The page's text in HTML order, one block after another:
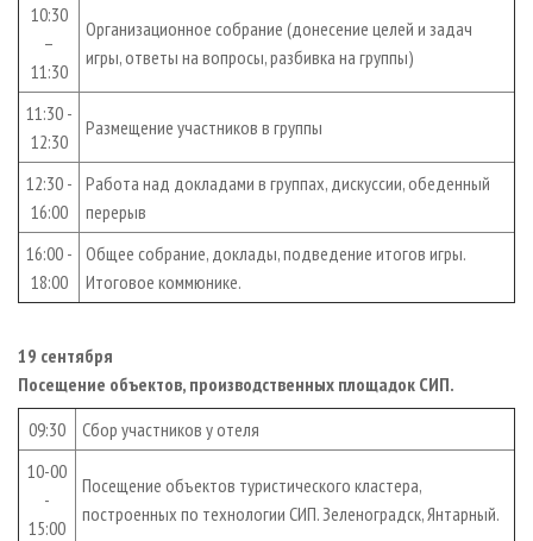
10:30
–
11:30
Организационное собрание (донесение целей и задач
игры, ответы на вопросы, разбивка на группы)
11:30 -
12:30
Размещение участников в группы
12:30 -
16:00
Работа над докладами в группах, дискуссии, обеденный
перерыв
16:00 -
18:00
Общее собрание, доклады, подведение итогов игры.
Итоговое коммюнике.
19 сентября
Посещение объектов, производственных площадок СИП.
09:30
Сбор участников у отеля
10-00
-
15:00
Посещение объектов туристического кластера,
построенных по технологии СИП. Зеленоградск, Янтарный.